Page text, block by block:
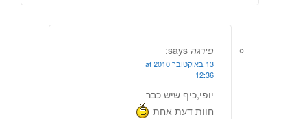
פירגה says:
13 באוקטובר 2010 at
12:36
יופי,כיף שיש כבר
חוות דעת אחת